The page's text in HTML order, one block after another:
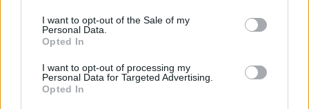
I want to opt-out of the Sale of my
Personal Data.
Opted In
I want to opt-out of processing my
Personal Data for Targeted Advertising.
Opted In
Télécharger le fichier Ovnis - l'ar
mee demasquee - Emmanuel D
ehlinger.azw3